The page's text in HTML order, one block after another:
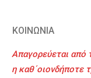
ΚΟΙΝΩΝΙΑ
Απαγορεύεται από
η καθ΄οιονδήποτε